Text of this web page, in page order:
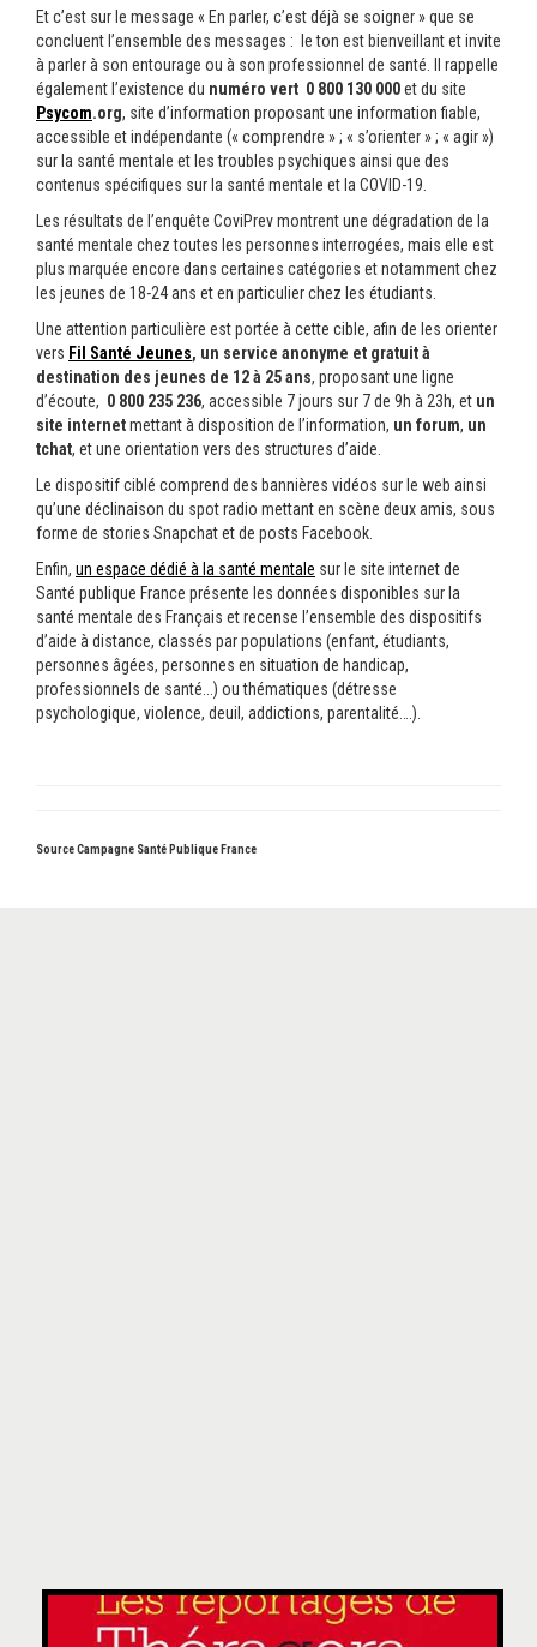
Et c’est sur le message « En parler, c’est déjà se soigner » que se
concluent l’ensemble des messages : le ton est bienveillant et invite
à parler à son entourage ou à son professionnel de santé. Il rappelle
également l’existence du numéro vert 0 800 130 000et du site
Psycom.org, site d’information proposant une information fiable,
accessible et indépendante (« comprendre » ; « s’orienter » ; « agir »)
sur la santé mentale et les troubles psychiques ainsi que des
contenus spécifiques sur la santé mentale et la COVID-19.
Les résultats de l’enquête CoviPrev montrent une dégradation de la
santé mentale chez toutes les personnes interrogées, mais elle est
plus marquée encore dans certaines catégories et notamment chez
les jeunes de 18-24 ans et en particulier chez les étudiants.
Une attention particulière est portée à cette cible, afin de les orienter
vers Fil Santé Jeunes, un service anonyme et gratuit à
destination des jeunes de 12 à 25 ans, proposant une ligne
d’écoute, 0 800 235 236, accessible 7 jours sur 7 de 9h à 23h, et un
site internetmettant à disposition de l’information, un forum, un
tchat, et une orientation vers des structures d’aide.
Le dispositif ciblé comprend des bannières vidéos sur le web ainsi
qu’une déclinaison du spot radio mettant en scène deux amis, sous
forme de stories Snapchat et de posts Facebook.
Enfin, un espace dédié à la santé mentale sur le site internet de
Santé publique France présente les données disponibles sur la
santé mentale des Français et recense l’ensemble des dispositifs
d’aide à distance, classés par populations (enfant, étudiants,
personnes âgées, personnes en situation de handicap,
professionnels de santé...) ou thématiques (détresse
psychologique, violence, deuil, addictions, parentalité….).
Source Campagne Santé Publique France